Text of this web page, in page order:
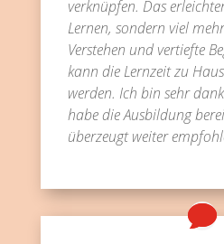
verknüpfen. Das
Lernen, sondern viel
Verstehen und vertiefte
kann die Lernzeit zu
werden. Ich bin sehr
habe die Ausbildung
überzeugt weiter